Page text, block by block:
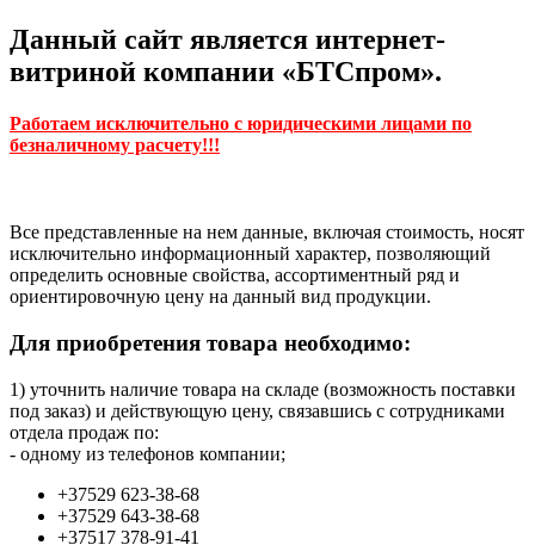
Данный сайт является интернет-
витриной компании «БТСпром».
Работаем исключительно с юридическими лицами по
безналичному расчету!!!
Все представленные на нем данные, включая стоимость, носят
исключительно информационный характер, позволяющий
определить основные свойства, ассортиментный ряд и
ориентировочную цену на данный вид продукции.
Для приобретения товара необходимо:
1) уточнить наличие товара на складе (возможность поставки
под заказ) и действующую цену, связавшись с сотрудниками
отдела продаж по:
- одному из телефонов компании;
+37529 623-38-68
+37529 643-38-68
+37517 378-91-41